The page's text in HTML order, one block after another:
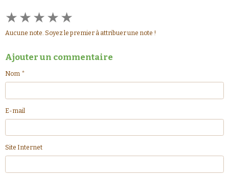
★★★★★
Aucune note. Soyez le premier à attribuer une note !
Ajouter un commentaire
Nom
E-mail
Site Internet